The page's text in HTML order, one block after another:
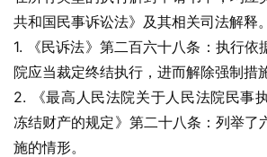
共和国民事诉讼法》及其相关司法解释。
1. 《民诉法》第二百六十八条：执行依
院应当裁定终结执行，进而解除强制措施
2. 《最高人民法院关于人民法院民事
冻结财产的规定》第二十八条：列举了
施的情形。